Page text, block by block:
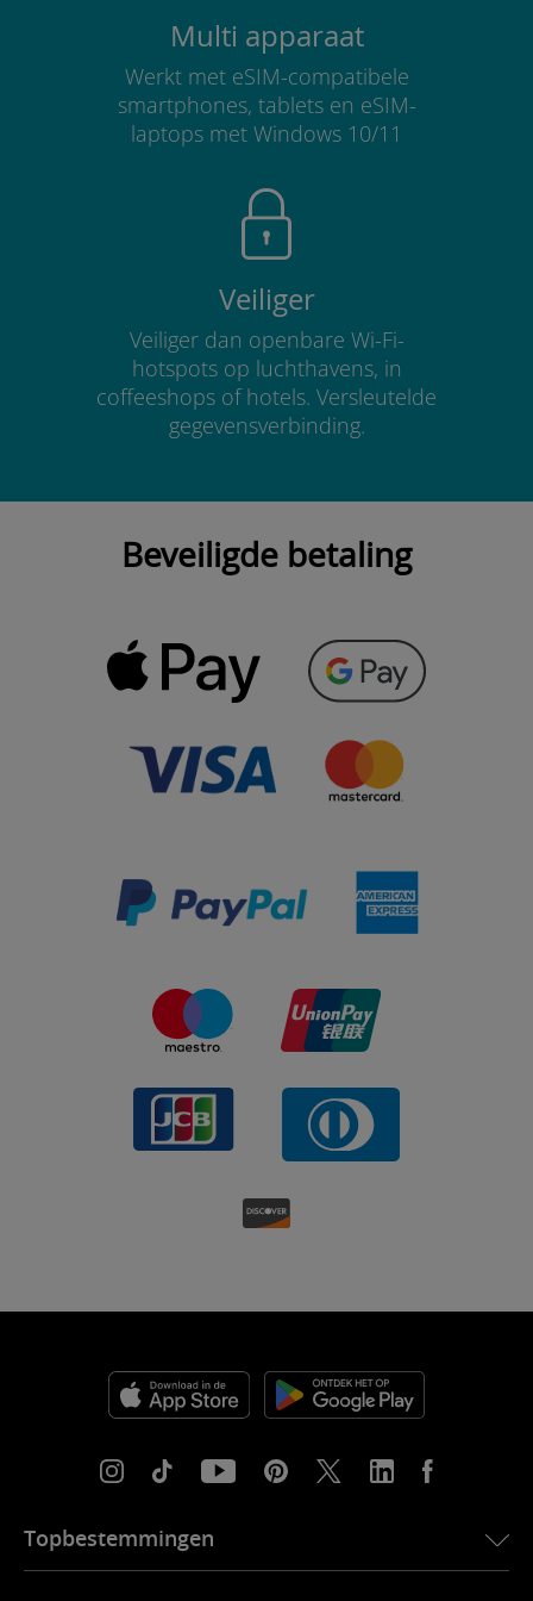
Multi apparaat
Werkt met eSIM-compatibele
smartphones, tablets en eSIM-
laptops met Windows 10/11
Veiliger
Veiliger dan openbare Wi-Fi-
hotspots op luchthavens, in
coffeeshops of hotels. Versleutelde
gegevensverbinding.
Beveiligde betaling
Topbestemmingen